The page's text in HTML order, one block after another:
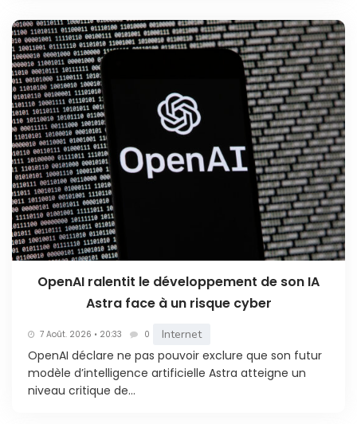
OpenAI ralentit le développement de son IA
Astra face à un risque cyber
7 Août. 2026 • 20:33 0 Internet
OpenAI déclare ne pas pouvoir exclure que son futur
modèle d’intelligence artificielle Astra atteigne un
niveau critique de...